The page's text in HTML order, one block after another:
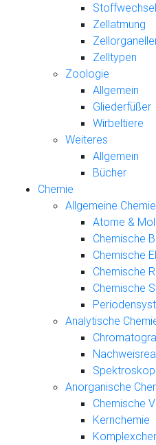
Stoffwechsel
Zellatmung
Zelltypen
Zoologie
Allgemein
Gliederfüßer
Wirbeltiere
Weiteres
Allgemein
Bücher
Chemie
Allgemeine Chemie
Atome &
Chemische
Chemische
Chemische
Chemische
Analytische
Anorganische
Chemische
Kernchemie